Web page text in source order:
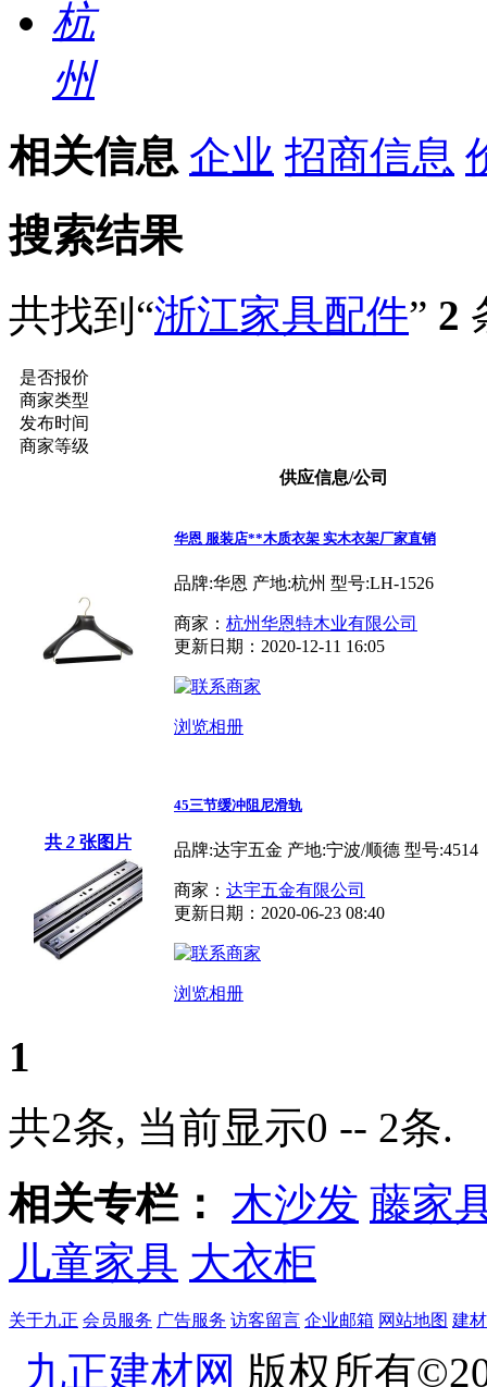
杭
州
相关信息 企业 招商信息
搜索结果
共找到“浙江家具配件” 2
是否报价
商家类型
发布时间
商家等级
供应信息/公司
华恩 服装店**木质衣架 实木衣架厂家直销
品牌:华恩 产地:杭州 型号:LH-1526
商家： 杭州华恩特木业有限公司
更新日期：2020-12-11 16:05
浏览相册
共 2 张图片
45三节缓冲阻尼滑轨
品牌:达宇五金 产地:宁波/顺德 型号:4514
商家： 达宇五金有限公司
更新日期：2020-06-23 08:40
浏览相册
1
共2条, 当前显示0 -- 2条.
相关专栏： 木沙发 藤家
儿童家具 大衣柜
关于九正 会员服务 广告服务 访客留言 企业邮箱 网站地图 建
九正建材网 版权所有